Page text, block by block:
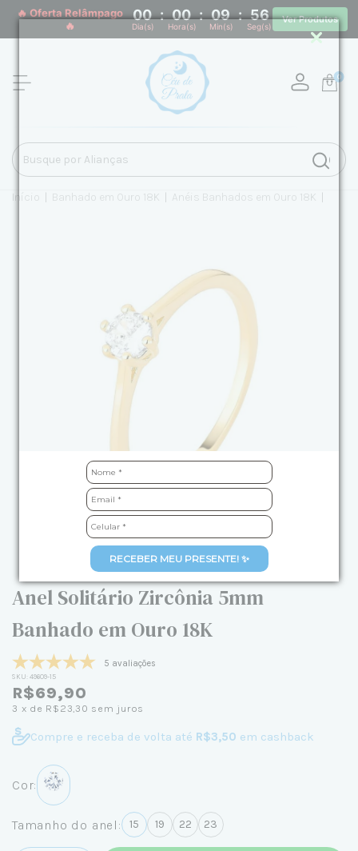
RECEBER MEU PRESENTE! ✨
🔥 Oferta Relâmpago
🔥
00 : 00 : 09 : 55
Dia(s) Hora(s) Min(s) Seg(s)
Ver Produtos
0
Início Banhado em Ouro 18K Anéis Banhados em Ouro 18K
Anel Solitário Zircônia 5mm
Banhado em Ouro 18K
5 avaliações
SKU: 49609-15
R$69,90
3 x de R$23,30 sem juros
Compre e receba de volta até R$3,50 em cashback
Cor:
Tamanho do anel: 15 19 22 23